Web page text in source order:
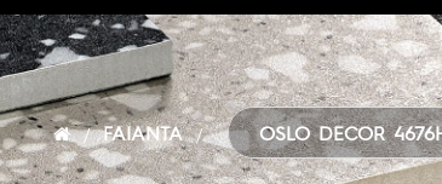
FAIANTA OSLO DECOR